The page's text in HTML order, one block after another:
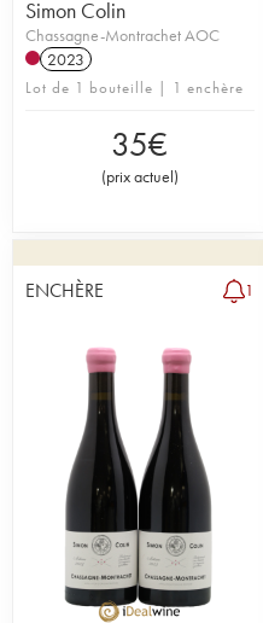
Simon Colin
Chassagne-Montrachet AOC
2023
Lot de 1 bouteille | 1 enchère
35€
(prix actuel)
ENCHÈRE 1